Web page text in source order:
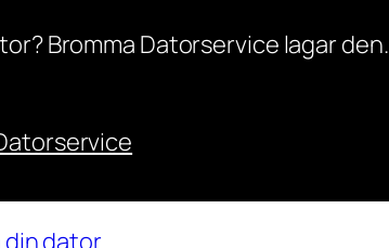
Bromma Datorservice lagar den.
dator